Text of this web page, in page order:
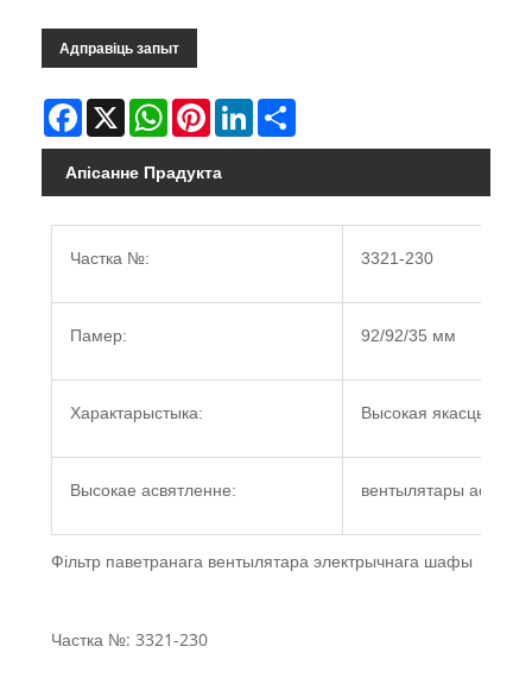
Адправіць запыт
Facebook
X WhatsAppPinterestLinkedIn
Апісанне Прадукта
Частка №: 3321-230
Памер: 92/92/35 мм
Характарыстыка: Высокая якасць
Высокае асвятленне: вентылятары
Фільтр паветранага вентылятара электрычнага шафы
Частка №: 3321-230